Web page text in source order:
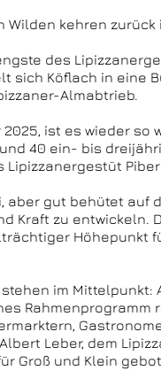
Wilden kehren zurück
des
sich Köflach in eine
Almabtrieb.
ist es wieder
40 ein- bis
Lipizzanergestüt Piber
aber gut behütet auf
Kraft zu entwickeln.
Höhepunkt
im
Rahmenprogramm
Leber, dem
Groß und Klein